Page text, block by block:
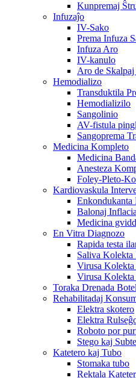
Kunpremaj
Infuzaĵo
IV-Sako
Prema Infuza
Infuza Aro
IV-kanulo
Aro de
Hemodializo
Transduktila
Hemodializilo
Sangolinio
AV-fistula
Sangoprema
Medicina Kompleto
Medicina
Anesteza
Foley-Pleto-
Kardiovaskula
Enkondukanta
Balonaj
Medicina
En Vitra Diagnozo
Rapida testa
Saliva Kolekta
Virusa Kolekta
Virusa
Toraka Drenada
Rehabilitadaj
Elektra skotero
Elektra
Roboto por
Stego kaj
Katetero kaj Tubo
Stomaka tubo
Rektala